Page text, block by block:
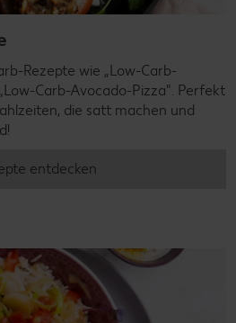
Rezepte wie „Low-Carb-
Carb-Avocado-Pizza". Perfekt
die satt machen und
entdecken